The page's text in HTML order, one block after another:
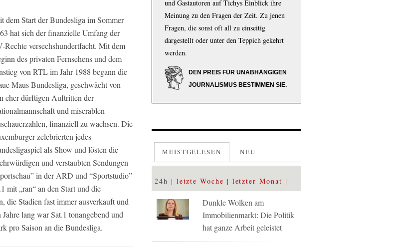
dem Start der Bundesliga im Sommer
hat sich der finanzielle Umfang der
Rechte versechshundertfacht. Mit dem
des privaten Fernsehens und dem
von RTL im Jahr 1988 begann die
Maus Bundesliga, geschwächt von
eher dürftigen Auftritten der
und miserablen
finanziell zu wachsen. Die
zelebrierten jedes
als Show und lösten die
und verstaubten Sendungen
in der ARD und “Sportstudio”
mit „ran“ an den Start und die
die Stadien fast immer ausverkauft und
lang war Sat.1 tonangebend und
pro Saison an die Bundesliga.
und Gastautoren auf Tichys Einblick ihre
Meinung zu den Fragen der Zeit. Zu jenen
Fragen, die sonst oft all zu einseitig
dargestellt oder unter den Teppich gekehrt
werden.
DEN PREIS FÜR UNABHÄNGIGEN
JOURNALISMUS BESTIMMEN SIE.
MEISTGELESEN NEU
24h letzte Woche letzter Monat
Dunkle Wolken am
Immobilienmarkt: Die Politik
hat ganze Arbeit geleistet